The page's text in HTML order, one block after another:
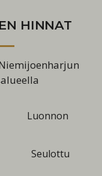
HINNAT
Luonnon
Seulottu